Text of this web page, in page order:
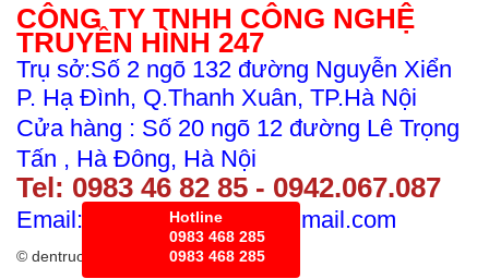
CÔNG TY TNHH CÔNG NGHỆ
TRUYỀN HÌNH 247
Trụ sở:Số 2 ngõ 132 đường Nguyễn Xiển
P. Hạ Đình, Q.Thanh Xuân, TP.Hà Nội
Cửa hàng : Số 20 ngõ 12 đường Lê Trọng
Tấn , Hà Đông, Hà Nội
Tel: 0983 46 82 85 - 0942.067.087
Email: kdtruyenhinh247@gmail.com
© dentruongquay.com
Hotline
0983 468 285
0983 468 285